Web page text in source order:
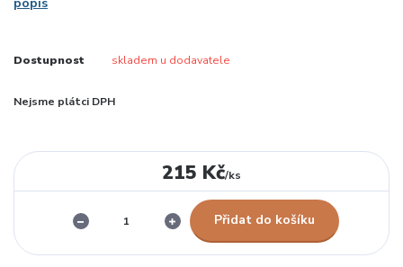
popis
Dostupnost skladem u dodavatele
Nejsme plátci DPH
215 Kč/ks
Přidat do košíku